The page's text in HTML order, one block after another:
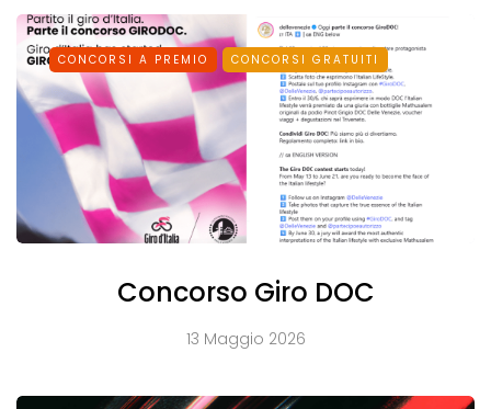
CONCORSI A PREMIO CONCORSI GRATUITI
Concorso Giro DOC
13 Maggio 2026